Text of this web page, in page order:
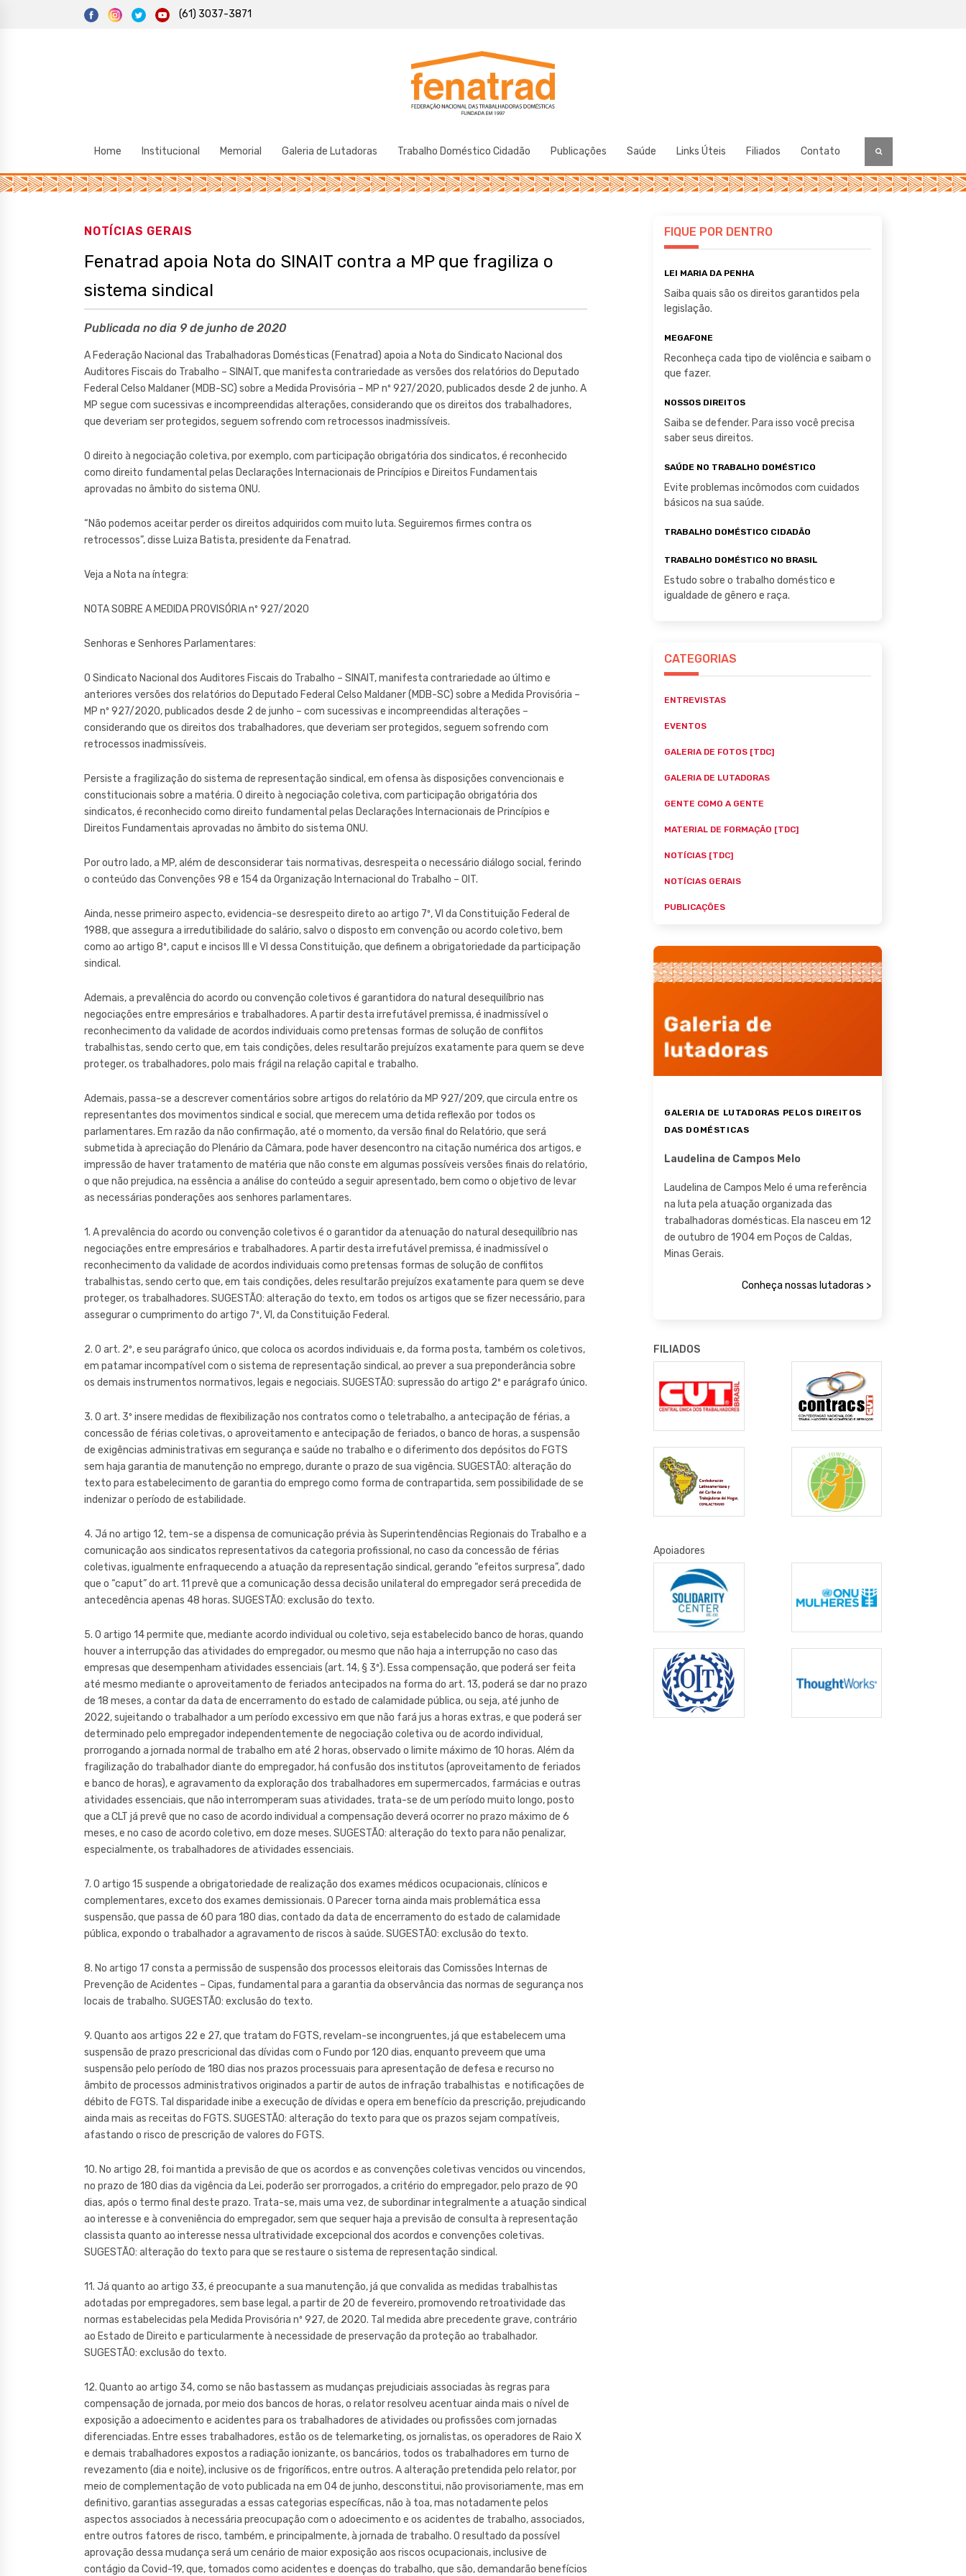
(61) 3037-3871
Fenatrad
Federação Nacional das Trabalhadoras Domésticas
Home Institucional Memorial Galeria de Lutadoras Trabalho Doméstico Cidadão Publicações Saúde Links Úteis Filiados Contato
NOTÍCIAS GERAIS
Fenatrad apoia Nota do SINAIT contra a MP que fragiliza o
sistema sindical
Publicada no dia 9 de junho de 2020
A Federação Nacional das Trabalhadoras Domésticas (Fenatrad) apoia a Nota do Sindicato Nacional dos
Auditores Fiscais do Trabalho – SINAIT, que manifesta contrariedade as versões dos relatórios do Deputado
Federal Celso Maldaner (MDB-SC) sobre a Medida Provisória – MP nº 927/2020, publicados desde 2 de junho. A
MP segue com sucessivas e incompreendidas alterações, considerando que os direitos dos trabalhadores,
que deveriam ser protegidos, seguem sofrendo com retrocessos inadmissíveis.
O direito à negociação coletiva, por exemplo, com participação obrigatória dos sindicatos, é reconhecido
como direito fundamental pelas Declarações Internacionais de Princípios e Direitos Fundamentais
aprovadas no âmbito do sistema ONU.
“Não podemos aceitar perder os direitos adquiridos com muito luta. Seguiremos firmes contra os
retrocessos”, disse Luiza Batista, presidente da Fenatrad.
Veja a Nota na íntegra:
NOTA SOBRE A MEDIDA PROVISÓRIA nº 927/2020
Senhoras e Senhores Parlamentares:
O Sindicato Nacional dos Auditores Fiscais do Trabalho – SINAIT, manifesta contrariedade ao último e
anteriores versões dos relatórios do Deputado Federal Celso Maldaner (MDB-SC) sobre a Medida Provisória –
MP nº 927/2020, publicados desde 2 de junho – com sucessivas e incompreendidas alterações –
considerando que os direitos dos trabalhadores, que deveriam ser protegidos, seguem sofrendo com
retrocessos inadmissíveis.
Persiste a fragilização do sistema de representação sindical, em ofensa às disposições convencionais e
constitucionais sobre a matéria. O direito à negociação coletiva, com participação obrigatória dos
sindicatos, é reconhecido como direito fundamental pelas Declarações Internacionais de Princípios e
Direitos Fundamentais aprovadas no âmbito do sistema ONU.
Por outro lado, a MP, além de desconsiderar tais normativas, desrespeita o necessário diálogo social, ferindo
o conteúdo das Convenções 98 e 154 da Organização Internacional do Trabalho – OIT.
Ainda, nesse primeiro aspecto, evidencia-se desrespeito direto ao artigo 7º, VI da Constituição Federal de
1988, que assegura a irredutibilidade do salário, salvo o disposto em convenção ou acordo coletivo, bem
como ao artigo 8º, caput e incisos III e VI dessa Constituição, que definem a obrigatoriedade da participação
sindical.
Ademais, a prevalência do acordo ou convenção coletivos é garantidora do natural desequilíbrio nas
negociações entre empresários e trabalhadores. A partir desta irrefutável premissa, é inadmissível o
reconhecimento da validade de acordos individuais como pretensas formas de solução de conflitos
trabalhistas, sendo certo que, em tais condições, deles resultarão prejuízos exatamente para quem se deve
proteger, os trabalhadores, polo mais frágil na relação capital e trabalho.
Ademais, passa-se a descrever comentários sobre artigos do relatório da MP 927/209, que circula entre os
representantes dos movimentos sindical e social, que merecem uma detida reflexão por todos os
parlamentares. Em razão da não confirmação, até o momento, da versão final do Relatório, que será
submetida à apreciação do Plenário da Câmara, pode haver desencontro na citação numérica dos artigos, e
impressão de haver tratamento de matéria que não conste em algumas possíveis versões finais do relatório,
o que não prejudica, na essência a análise do conteúdo a seguir apresentado, bem como o objetivo de levar
as necessárias ponderações aos senhores parlamentares.
1. A prevalência do acordo ou convenção coletivos é o garantidor da atenuação do natural desequilíbrio nas
negociações entre empresários e trabalhadores. A partir desta irrefutável premissa, é inadmissível o
reconhecimento da validade de acordos individuais como pretensas formas de solução de conflitos
trabalhistas, sendo certo que, em tais condições, deles resultarão prejuízos exatamente para quem se deve
proteger, os trabalhadores. SUGESTÃO: alteração do texto, em todos os artigos que se fizer necessário, para
assegurar o cumprimento do artigo 7º, VI, da Constituição Federal.
2. O art. 2º, e seu parágrafo único, que coloca os acordos individuais e, da forma posta, também os coletivos,
em patamar incompatível com o sistema de representação sindical, ao prever a sua preponderância sobre
os demais instrumentos normativos, legais e negociais. SUGESTÃO: supressão do artigo 2º e parágrafo único.
3. O art. 3º insere medidas de flexibilização nos contratos como o teletrabalho, a antecipação de férias, a
concessão de férias coletivas, o aproveitamento e antecipação de feriados, o banco de horas, a suspensão
de exigências administrativas em segurança e saúde no trabalho e o diferimento dos depósitos do FGTS
sem haja garantia de manutenção no emprego, durante o prazo de sua vigência. SUGESTÃO: alteração do
texto para estabelecimento de garantia do emprego como forma de contrapartida, sem possibilidade de se
indenizar o período de estabilidade.
4. Já no artigo 12, tem-se a dispensa de comunicação prévia às Superintendências Regionais do Trabalho e a
comunicação aos sindicatos representativos da categoria profissional, no caso da concessão de férias
coletivas, igualmente enfraquecendo a atuação da representação sindical, gerando “efeitos surpresa”, dado
que o “caput” do art. 11 prevê que a comunicação dessa decisão unilateral do empregador será precedida de
antecedência apenas 48 horas. SUGESTÃO: exclusão do texto.
5. O artigo 14 permite que, mediante acordo individual ou coletivo, seja estabelecido banco de horas, quando
houver a interrupção das atividades do empregador, ou mesmo que não haja a interrupção no caso das
empresas que desempenham atividades essenciais (art. 14, § 3º). Essa compensação, que poderá ser feita
até mesmo mediante o aproveitamento de feriados antecipados na forma do art. 13, poderá se dar no prazo
de 18 meses, a contar da data de encerramento do estado de calamidade pública, ou seja, até junho de
2022, sujeitando o trabalhador a um período excessivo em que não fará jus a horas extras, e que poderá ser
determinado pelo empregador independentemente de negociação coletiva ou de acordo individual,
prorrogando a jornada normal de trabalho em até 2 horas, observado o limite máximo de 10 horas. Além da
fragilização do trabalhador diante do empregador, há confusão dos institutos (aproveitamento de feriados
e banco de horas), e agravamento da exploração dos trabalhadores em supermercados, farmácias e outras
atividades essenciais, que não interromperam suas atividades, trata-se de um período muito longo, posto
que a CLT já prevê que no caso de acordo individual a compensação deverá ocorrer no prazo máximo de 6
meses, e no caso de acordo coletivo, em doze meses. SUGESTÃO: alteração do texto para não penalizar,
especialmente, os trabalhadores de atividades essenciais.
7. O artigo 15 suspende a obrigatoriedade de realização dos exames médicos ocupacionais, clínicos e
complementares, exceto dos exames demissionais. O Parecer torna ainda mais problemática essa
suspensão, que passa de 60 para 180 dias, contado da data de encerramento do estado de calamidade
pública, expondo o trabalhador a agravamento de riscos à saúde. SUGESTÃO: exclusão do texto.
8. No artigo 17 consta a permissão de suspensão dos processos eleitorais das Comissões Internas de
Prevenção de Acidentes – Cipas, fundamental para a garantia da observância das normas de segurança nos
locais de trabalho. SUGESTÃO: exclusão do texto.
9. Quanto aos artigos 22 e 27, que tratam do FGTS, revelam-se incongruentes, já que estabelecem uma
suspensão de prazo prescricional das dívidas com o Fundo por 120 dias, enquanto preveem que uma
suspensão pelo período de 180 dias nos prazos processuais para apresentação de defesa e recurso no
âmbito de processos administrativos originados a partir de autos de infração trabalhistas e notificações de
débito de FGTS. Tal disparidade inibe a execução de dívidas e opera em benefício da prescrição, prejudicando
ainda mais as receitas do FGTS. SUGESTÃO: alteração do texto para que os prazos sejam compatíveis,
afastando o risco de prescrição de valores do FGTS.
10. No artigo 28, foi mantida a previsão de que os acordos e as convenções coletivas vencidos ou vincendos,
no prazo de 180 dias da vigência da Lei, poderão ser prorrogados, a critério do empregador, pelo prazo de 90
dias, após o termo final deste prazo. Trata-se, mais uma vez, de subordinar integralmente a atuação sindical
ao interesse e à conveniência do empregador, sem que sequer haja a previsão de consulta à representação
classista quanto ao interesse nessa ultratividade excepcional dos acordos e convenções coletivas.
SUGESTÃO: alteração do texto para que se restaure o sistema de representação sindical.
11. Já quanto ao artigo 33, é preocupante a sua manutenção, já que convalida as medidas trabalhistas
adotadas por empregadores, sem base legal, a partir de 20 de fevereiro, promovendo retroatividade das
normas estabelecidas pela Medida Provisória nº 927, de 2020. Tal medida abre precedente grave, contrário
ao Estado de Direito e particularmente à necessidade de preservação da proteção ao trabalhador.
SUGESTÃO: exclusão do texto.
12. Quanto ao artigo 34, como se não bastassem as mudanças prejudiciais associadas às regras para
compensação de jornada, por meio dos bancos de horas, o relator resolveu acentuar ainda mais o nível de
exposição a adoecimento e acidentes para os trabalhadores de atividades ou profissões com jornadas
diferenciadas. Entre esses trabalhadores, estão os de telemarketing, os jornalistas, os operadores de Raio X
e demais trabalhadores expostos a radiação ionizante, os bancários, todos os trabalhadores em turno de
revezamento (dia e noite), inclusive os de frigoríficos, entre outros. A alteração pretendida pelo relator, por
meio de complementação de voto publicada na em 04 de junho, desconstitui, não provisoriamente, mas em
definitivo, garantias asseguradas a essas categorias específicas, não à toa, mas notadamente pelos
aspectos associados à necessária preocupação com o adoecimento e os acidentes de trabalho, associados,
entre outros fatores de risco, também, e principalmente, à jornada de trabalho. O resultado da possível
aprovação dessa mudança será um cenário de maior exposição aos riscos ocupacionais, inclusive de
contágio da Covid-19, que, tomados como acidentes e doenças do trabalho, que são, demandarão benefícios
FIQUE POR DENTRO
LEI MARIA DA PENHA
Saiba quais são os direitos garantidos pela
legislação.
MEGAFONE
Reconheça cada tipo de violência e saibam o
que fazer.
NOSSOS DIREITOS
Saiba se defender. Para isso você precisa
saber seus direitos.
SAÚDE NO TRABALHO DOMÉSTICO
Evite problemas incômodos com cuidados
básicos na sua saúde.
TRABALHO DOMÉSTICO CIDADÃO
TRABALHO DOMÉSTICO NO BRASIL
Estudo sobre o trabalho doméstico e
igualdade de gênero e raça.
CATEGORIAS
ENTREVISTAS
EVENTOS
GALERIA DE FOTOS [TDC]
GALERIA DE LUTADORAS
GENTE COMO A GENTE
MATERIAL DE FORMAÇÃO [TDC]
NOTÍCIAS [TDC]
NOTÍCIAS GERAIS
PUBLICAÇÕES
GALERIA DE LUTADORAS PELOS DIREITOS
DAS DOMÉSTICAS
Laudelina de Campos Melo
Laudelina de Campos Melo é uma referência
na luta pela atuação organizada das
trabalhadoras domésticas. Ela nasceu em 12
de outubro de 1904 em Poços de Caldas,
Minas Gerais.
Conheça nossas lutadoras >
FILIADOS
Apoiadores